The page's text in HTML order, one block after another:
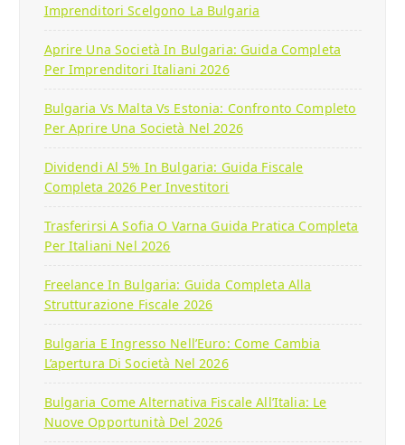
Imprenditori Scelgono La Bulgaria
Aprire Una Società In Bulgaria: Guida Completa
Per Imprenditori Italiani 2026
Bulgaria Vs Malta Vs Estonia: Confronto Completo
Per Aprire Una Società Nel 2026
Dividendi Al 5% In Bulgaria: Guida Fiscale
Completa 2026 Per Investitori
Trasferirsi A Sofia O Varna Guida Pratica Completa
Per Italiani Nel 2026
Freelance In Bulgaria: Guida Completa Alla
Strutturazione Fiscale 2026
Bulgaria E Ingresso Nell’Euro: Come Cambia
L’apertura Di Società Nel 2026
Bulgaria Come Alternativa Fiscale All’Italia: Le
Nuove Opportunità Del 2026